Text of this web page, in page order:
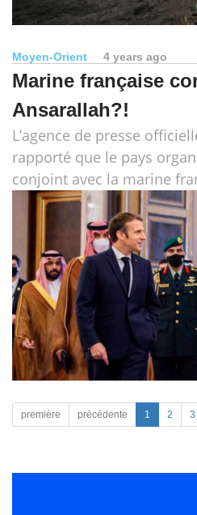
Moyen-Orient 4 years ago
Marine française
Ansarallah?!
L’agence de presse
rapporté que le pays
conjoint avec la marine
première précédente 1 2 3